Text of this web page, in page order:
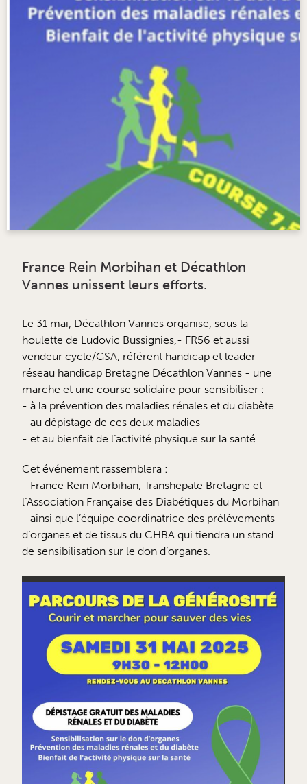
France Rein Morbihan et Décathlon
Vannes unissent leurs efforts.
Le 31 mai, Décathlon Vannes organise, sous la
houlette de Ludovic Bussignies,- FR56 et aussi
vendeur cycle/GSA, référent handicap et leader
réseau handicap Bretagne Décathlon Vannes - une
marche et une course solidaire pour sensibiliser :
- à la prévention des maladies rénales et du diabète
- au dépistage de ces deux maladies
- et au bienfait de l’activité physique sur la santé.
Cet événement rassemblera :
- France Rein Morbihan, Transhepate Bretagne et
l’Association Française des Diabétiques du Morbihan
- ainsi que l’équipe coordinatrice des prélèvements
d’organes et de tissus du CHBA qui tiendra un stand
de sensibilisation sur le don d’organes.